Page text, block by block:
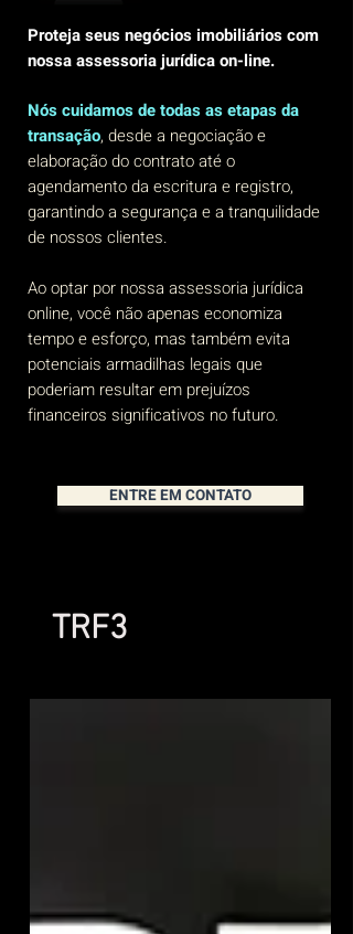
Proteja seus negócios imobiliários com
nossa assessoria jurídica on-line.
Nós cuidamos de todas as etapas da
transação, desde a negociação e
elaboração do contrato até o
agendamento da escritura e registro,
garantindo a segurança e a tranquilidade
de nossos clientes.
Ao optar por nossa assessoria jurídica
online, você não apenas economiza
tempo e esforço, mas também evita
potenciais armadilhas legais que
poderiam resultar em prejuízos
financeiros significativos no futuro.
ENTRE EM CONTATO
TRF3